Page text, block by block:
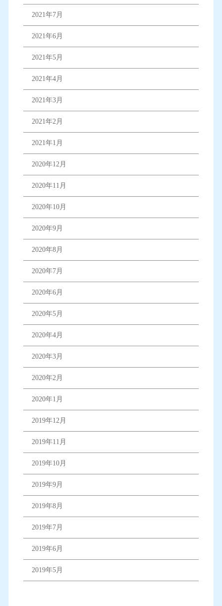
2021年7月
2021年6月
2021年5月
2021年4月
2021年3月
2021年2月
2021年1月
2020年12月
2020年11月
2020年10月
2020年9月
2020年8月
2020年7月
2020年6月
2020年5月
2020年4月
2020年3月
2020年2月
2020年1月
2019年12月
2019年11月
2019年10月
2019年9月
2019年8月
2019年7月
2019年6月
2019年5月